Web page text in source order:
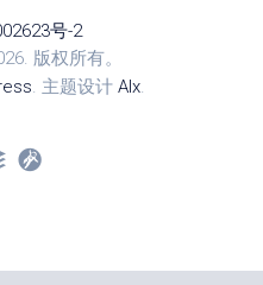
号-2
版权所有。
. 主题设计 Alx.